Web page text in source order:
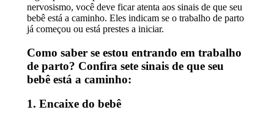
nervosismo, você deve ficar atenta aos sinais de que seu
bebê está a caminho. Eles indicam se o trabalho de parto
já começou ou está prestes a iniciar.
Como saber se estou entrando em trabalho
de parto? Confira sete sinais de que seu
bebê está a caminho:
1. Encaixe do bebê